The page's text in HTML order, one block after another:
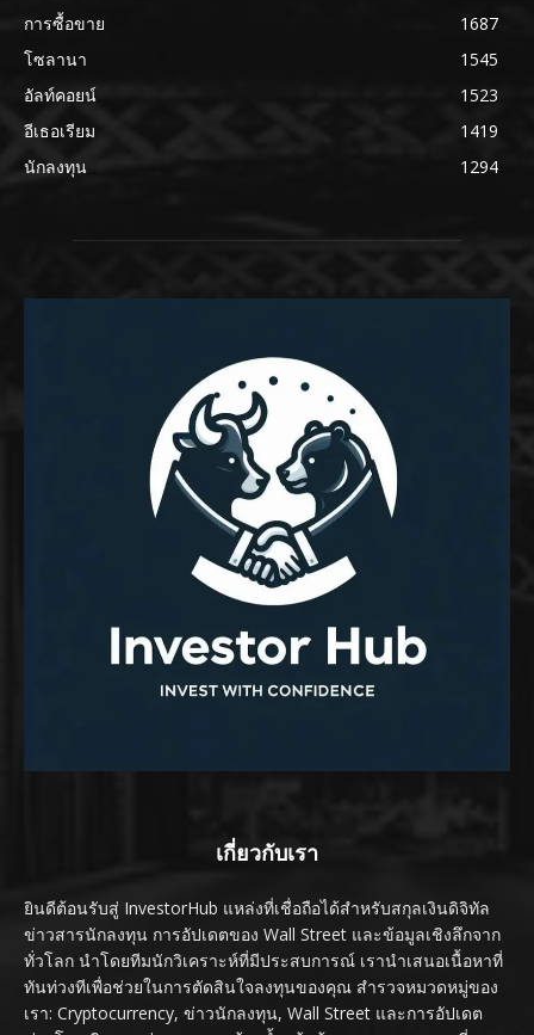
การซื้อขาย
1687
โซลานา
1545
อัลท์คอยน์
1523
อีเธอเรียม
1419
นักลงทุน
1294
เกี่ยวกับเรา
ยินดีต้อนรับสู่ InvestorHub แหล่งที่เชื่อถือได้สำหรับสกุลเงินดิจิทัล
ข่าวสารนักลงทุน การอัปเดตของ Wall Street และข้อมูลเชิงลึกจาก
ทั่วโลก นำโดยทีมนักวิเคราะห์ที่มีประสบการณ์ เรานำเสนอเนื้อหาที่
ทันท่วงทีเพื่อช่วยในการตัดสินใจลงทุนของคุณ สำรวจหมวดหมู่ของ
เรา: Cryptocurrency, ข่าวนักลงทุน, Wall Street และการอัปเดต